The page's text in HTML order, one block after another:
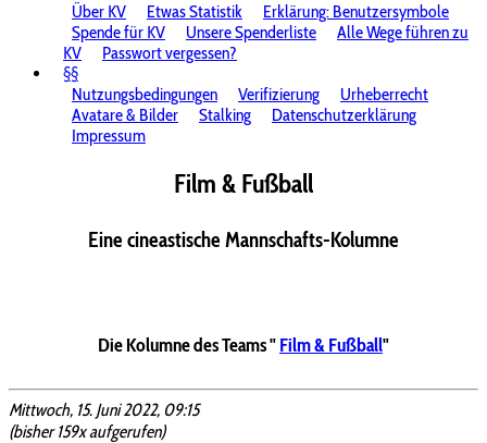
Über KV
Etwas Statistik
Erklärung: Benutzersymbole
Spende für KV
Unsere Spenderliste
Alle Wege führen zu
KV
Passwort vergessen?
§§
Nutzungsbedingungen
Verifizierung
Urheberrecht
Avatare & Bilder
Stalking
Datenschutzerklärung
Impressum
Film & Fußball
Eine cineastische Mannschafts-Kolumne
Die Kolumne des Teams "Film & Fußball"
Mittwoch, 15. Juni 2022, 09:15
(bisher 159x aufgerufen)